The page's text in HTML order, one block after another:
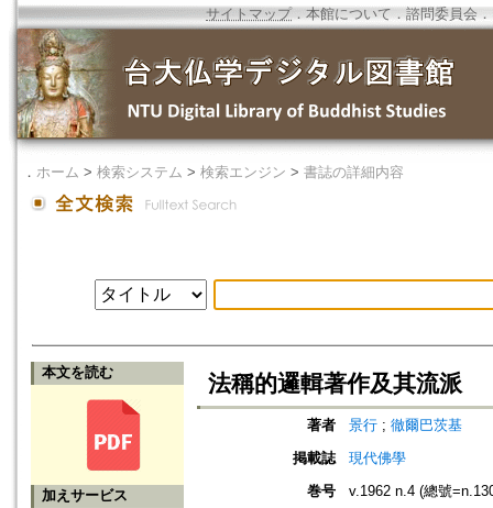
サイトマップ．本館について ． 諮問委員会 ．
． ホーム > 検索システム > 検索エンジン > 書誌の詳細内容
本文を読む
加えサービス
法稱的邏輯著作及其流派
著者 景行 ; 徹爾巴茨基
掲載誌
現代佛學
巻号
v.1962 n.4 (總號